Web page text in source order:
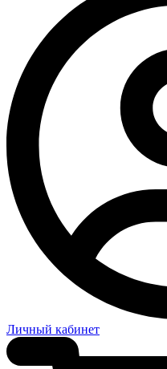
Личный кабинет